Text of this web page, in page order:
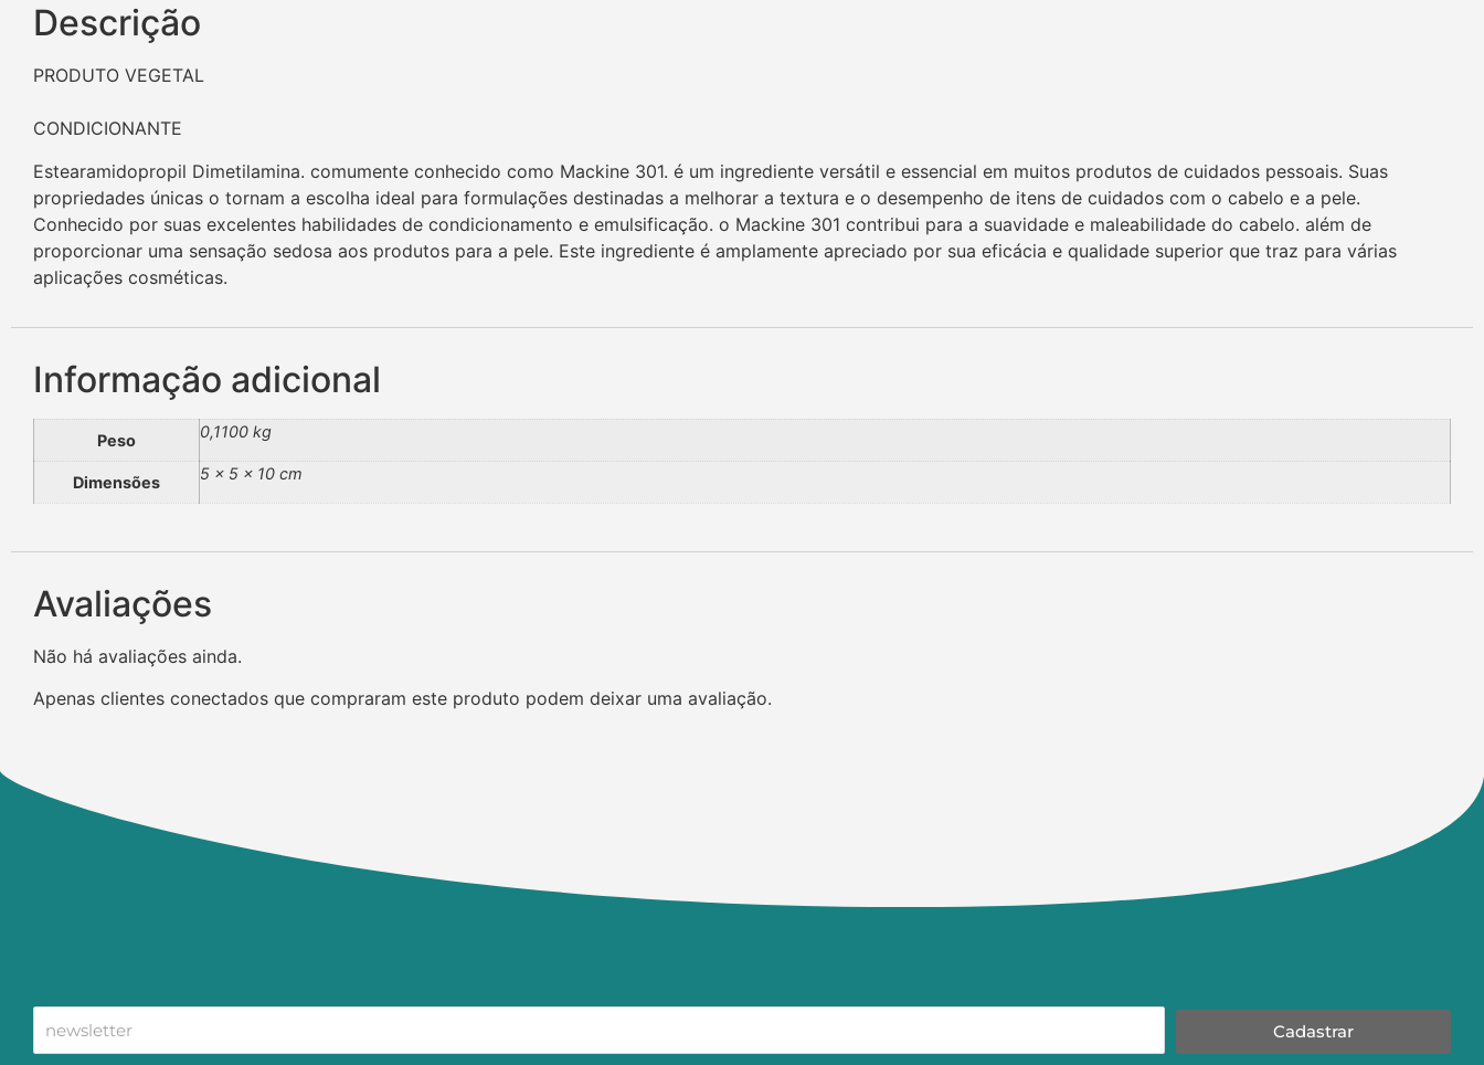
Descrição
PRODUTO VEGETAL
CONDICIONANTE
Estearamidopropil Dimetilamina. comumente conhecido como Mackine 301. é um ingrediente versátil e essencial em muitos produtos de cuidados pessoais. Suas
propriedades únicas o tornam a escolha ideal para formulações destinadas a melhorar a textura e o desempenho de itens de cuidados com o cabelo e a pele.
Conhecido por suas excelentes habilidades de condicionamento e emulsificação. o Mackine 301 contribui para a suavidade e maleabilidade do cabelo. além de
proporcionar uma sensação sedosa aos produtos para a pele. Este ingrediente é amplamente apreciado por sua eficácia e qualidade superior que traz para várias
aplicações cosméticas.
Informação adicional
Peso 0,1100 kg
Dimensões 5 × 5 × 10 cm
Avaliações
Não há avaliações ainda.
Apenas clientes conectados que compraram este produto podem deixar uma avaliação.
Cadastrar